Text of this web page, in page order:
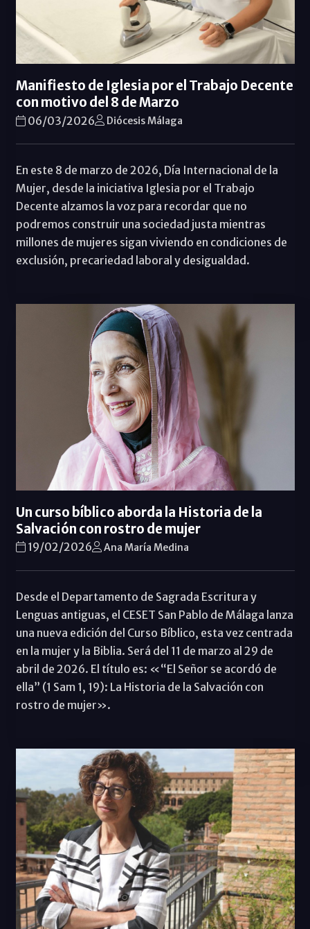
Manifiesto de Iglesia por el Trabajo Decente
con motivo del 8 de Marzo
06/03/2026 Diócesis Málaga
En este 8 de marzo de 2026, Día Internacional de la
Mujer, desde la iniciativa Iglesia por el Trabajo
Decente alzamos la voz para recordar que no
podremos construir una sociedad justa mientras
millones de mujeres sigan viviendo en condiciones de
exclusión, precariedad laboral y desigualdad.
Un curso bíblico aborda la Historia de la
Salvación con rostro de mujer
19/02/2026 Ana María Medina
Desde el Departamento de Sagrada Escritura y
Lenguas antiguas, el CESET San Pablo de Málaga lanza
una nueva edición del Curso Bíblico, esta vez centrada
en la mujer y la Biblia. Será del 11 de marzo al 29 de
abril de 2026. El título es: «“El Señor se acordó de
ella” (1 Sam 1, 19): La Historia de la Salvación con
rostro de mujer».